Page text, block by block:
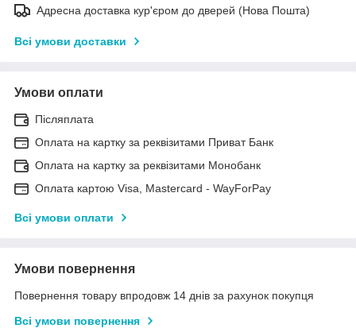
Адресна доставка кур'єром до дверей (Нова Пошта)
Всі умови доставки
Умови оплати
Післяплата
Оплата на картку за реквізитами Приват Банк
Оплата на картку за реквізитами Монобанк
Оплата картою Visa, Mastercard - WayForPay
Всі умови оплати
Умови повернення
Повернення товару впродовж 14 днів за рахунок покупця
Всі умови повернення